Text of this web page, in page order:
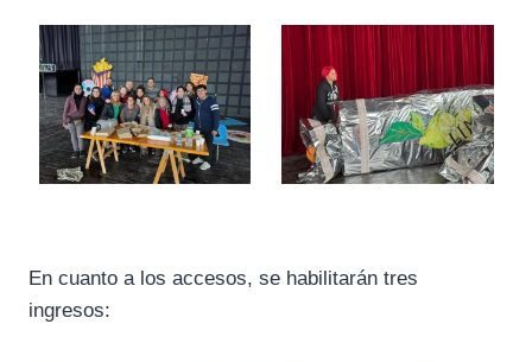
En cuanto a los accesos, se habilitarán tres
ingresos: